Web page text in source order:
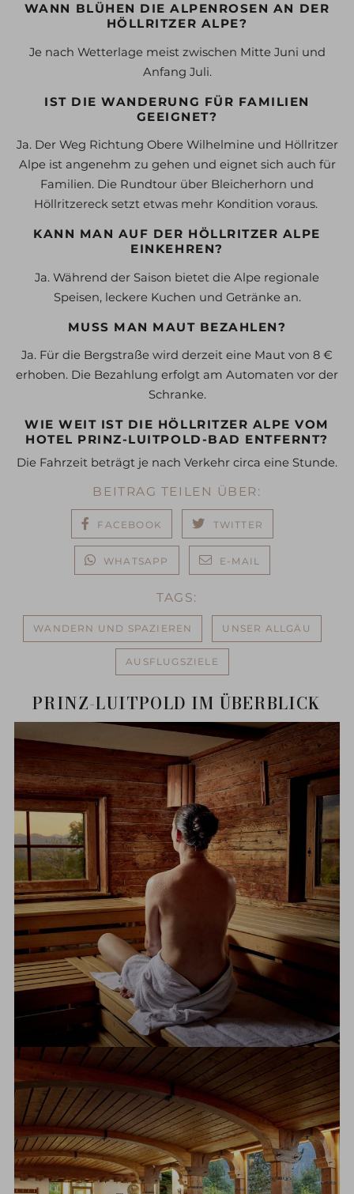
WANN BLÜHEN DIE ALPENROSEN AN DER
HÖLLRITZER ALPE?
Je nach Wetterlage meist zwischen Mitte Juni und
Anfang Juli.
IST DIE WANDERUNG FÜR FAMILIEN
GEEIGNET?
Ja. Der Weg Richtung Obere Wilhelmine und Höllritzer
Alpe ist angenehm zu gehen und eignet sich auch für
Familien. Die Rundtour über Bleicherhorn und
Höllritzereck setzt etwas mehr Kondition voraus.
KANN MAN AUF DER HÖLLRITZER ALPE
EINKEHREN?
Ja. Während der Saison bietet die Alpe regionale
Speisen, leckere Kuchen und Getränke an.
MUSS MAN MAUT BEZAHLEN?
Ja. Für die Bergstraße wird derzeit eine Maut von 8 €
erhoben. Die Bezahlung erfolgt am Automaten vor der
Schranke.
WIE WEIT IST DIE HÖLLRITZER ALPE VOM
HOTEL PRINZ-LUITPOLD-BAD ENTFERNT?
Die Fahrzeit beträgt je nach Verkehr circa eine Stunde.
BEITRAG TEILEN ÜBER:
FACEBOOK TWITTER
WHATSAPP E-MAIL
TAGS:
WANDERN UND SPAZIEREN UNSER ALLGÄU
AUSFLUGSZIELE
PRINZ-LUITPOLD IM ÜBERBLICK